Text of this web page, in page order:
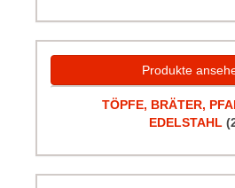
Produkte
TÖPFE, BRÄTER,
EDELSTAHL